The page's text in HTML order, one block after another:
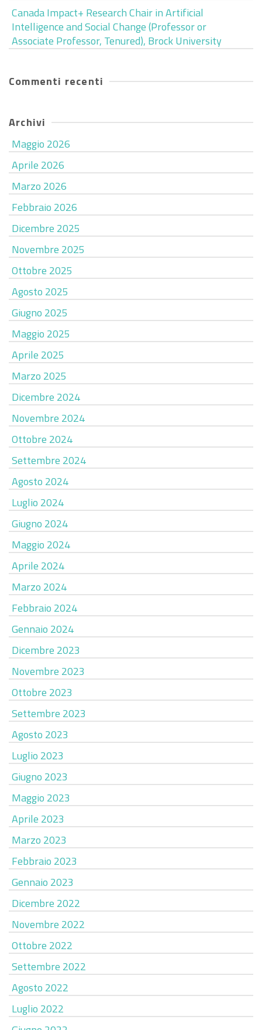
Canada Impact+ Research Chair in Artificial
Intelligence and Social Change (Professor or
Associate Professor, Tenured), Brock University
Commenti recenti
Archivi
Maggio 2026
Aprile 2026
Marzo 2026
Febbraio 2026
Dicembre 2025
Novembre 2025
Ottobre 2025
Agosto 2025
Giugno 2025
Maggio 2025
Aprile 2025
Marzo 2025
Dicembre 2024
Novembre 2024
Ottobre 2024
Settembre 2024
Agosto 2024
Luglio 2024
Giugno 2024
Maggio 2024
Aprile 2024
Marzo 2024
Febbraio 2024
Gennaio 2024
Dicembre 2023
Novembre 2023
Ottobre 2023
Settembre 2023
Agosto 2023
Luglio 2023
Giugno 2023
Maggio 2023
Aprile 2023
Marzo 2023
Febbraio 2023
Gennaio 2023
Dicembre 2022
Novembre 2022
Ottobre 2022
Settembre 2022
Agosto 2022
Luglio 2022